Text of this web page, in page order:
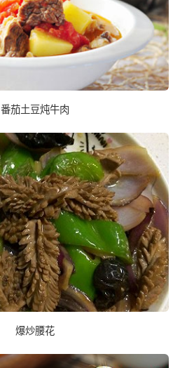
番茄土豆炖牛肉
爆炒腰花